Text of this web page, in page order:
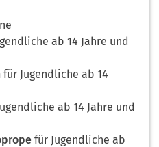
ab 14 Jahre und
für Jugendliche ab 14
ab 14 Jahre und
für Jugendliche ab